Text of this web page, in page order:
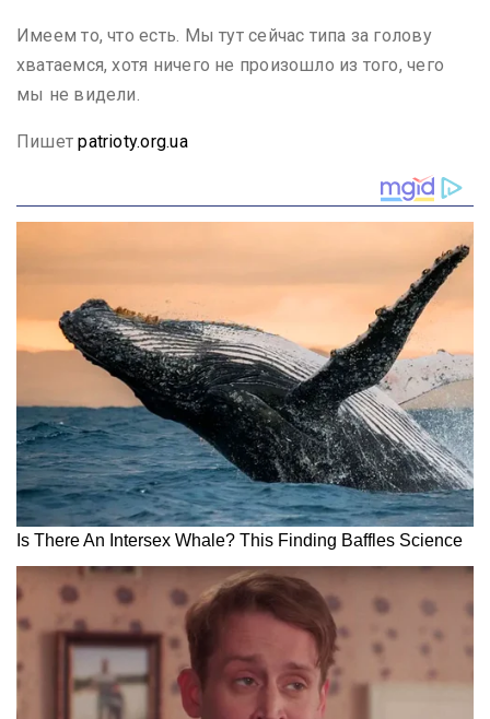
Имеем то, что есть. Мы тут сейчас типа за голову
хватаемся, хотя ничего не произошло из того, чего
мы не видели.
Пишетpatrioty.org.ua